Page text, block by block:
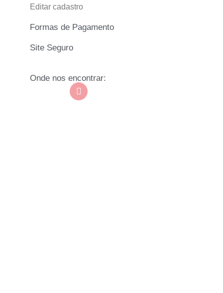
Editar cadastro
Formas de Pagamento
Site Seguro
Onde nos encontrar: